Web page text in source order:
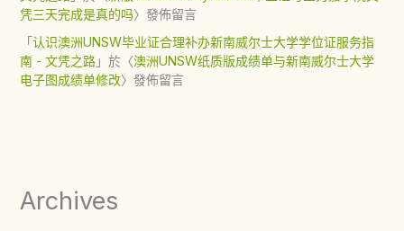
凭三天完成是真的吗〉發佈留言
「认识澳洲UNSW毕业证合理补办新南威尔士大学学位证服务指
南 - 文凭之路」於〈澳洲UNSW纸质版成绩单与新南威尔士大学
电子图成绩单修改〉發佈留言
Archives